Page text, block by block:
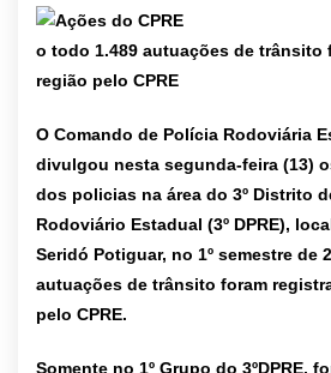
o todo 1.489 autuações de trânsito
região pelo CPRE
O Comando de Polícia Rodoviária
divulgou nesta segunda-feira (13)
dos policias na área do 3º Distrito
Rodoviário Estadual (3º DPRE),
Seridó Potiguar, no 1º semestre de
autuações de trânsito foram
pelo CPRE.
Somente no 1º Grupo do 3ºDPRE,